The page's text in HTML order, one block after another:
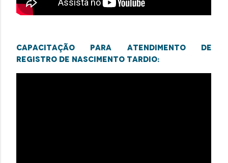
Capacitação para atendimento de
registro de nascimento tardio: